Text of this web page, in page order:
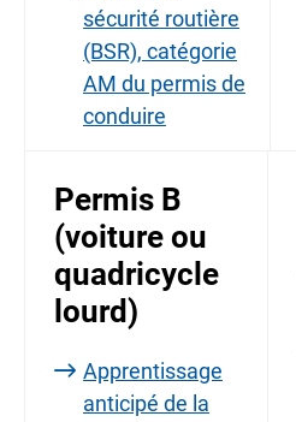
sécurité routière
(BSR), catégorie
AM du permis de
conduire
Permis B
(voiture ou
quadricycle
lourd)
Apprentissage
anticipé de la